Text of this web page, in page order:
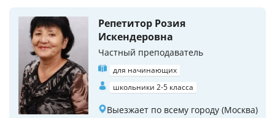
Репетитор Розия
Искендеровна
Частный преподаватель
для начинающих
школьники 2-5 класса
Выезжает по всему городу (Москва)